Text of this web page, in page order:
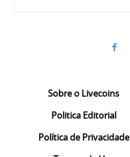
Sobre o Livecoins
Politica Editorial
Política de Privacidade